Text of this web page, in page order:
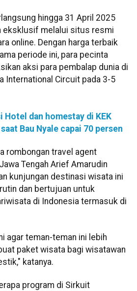
hingga 31 April 2025
eksklusif melalui situs resmi
online. Dengan harga terbaik
periode ini, para pecinta
aksi para pembalap dunia di
International Circuit pada 3-5
Hotel dan homestay di KEK
Bau Nyale capai 70 persen
rombongan travel agent
Tengah Arief Amarudin
kunjungan destinasi wisata ini
dan bertujuan untuk
di Indonesia termasuk di
agar teman-teman ini lebih
paket wisata bagi wisatawan
katanya.
program di Sirkuit